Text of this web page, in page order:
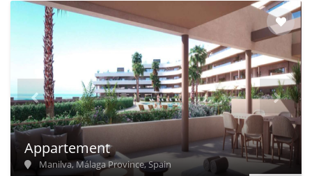
Appartement
Manilva, Málaga Province, Spain